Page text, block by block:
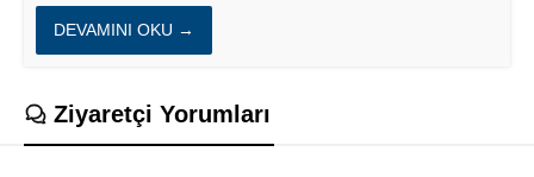
DEVAMINI OKU →
Ziyaretçi Yorumları